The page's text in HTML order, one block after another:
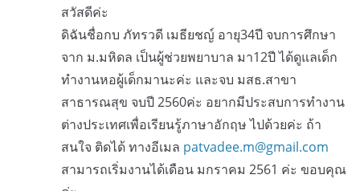
สวัสดีค่ะ
ดิฉันชื่อกบ ภัทรวดี เมธียชญ์ อายุ34ปี จบการศึกษา
จาก ม.มหิดล เป็นผู้ช่วยพยาบาล มา12ปี ได้ดูแลเด็ก
ทำงานหอผู้เด็กมานะค่ะ และจบ มสธ.สาขา
สาธารณสุข จบปี 2560ค่ะ อยากมีประสบการทำงาน
ต่างประเทศเพื่อเรียนรู้ภาษาอักฤษ ไปด้วยค่ะ ถ้า
สนใจ ติดได้ ทางอีเมล patvadee.m@gmail.com
สามารถเริ่มงานได้เดือน มกราคม 2561 ค่ะ ขอบคุณ